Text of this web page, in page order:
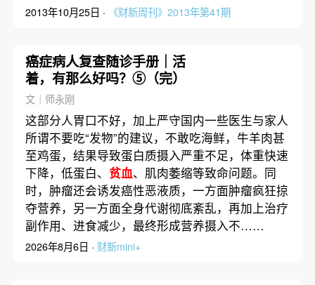
2013年10月25日 · 《财新周刊》2013年第41期
癌症病人复查随诊手册｜活
着，有那么好吗？⑤（完）
文｜师永刚
这部分人胃口不好，加上严守国内一些医生与家人
所谓不要吃“发物”的建议，不敢吃海鲜，牛羊肉甚
至鸡蛋，结果导致蛋白质摄入严重不足，体重快速
下降，低蛋白、 贫血、肌肉萎缩等致命问题。同
时，肿瘤还会诱发癌性恶液质，一方面肿瘤疯狂掠
夺营养，另一方面全身代谢彻底紊乱，再加上治疗
副作用、进食减少，最终形成营养摄入不……
2026年8月6日 · 财新mini+